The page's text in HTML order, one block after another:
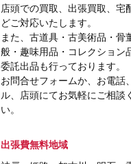
店頭での買取、出張買取、宅
どご対応いたします。
また、古道具・古美術品・骨
般・趣味用品・コレクション
委託出品も行っております。
お問合せフォームか、お電話
ル、店頭にてお気軽にご相談
い。
出張費無料地域